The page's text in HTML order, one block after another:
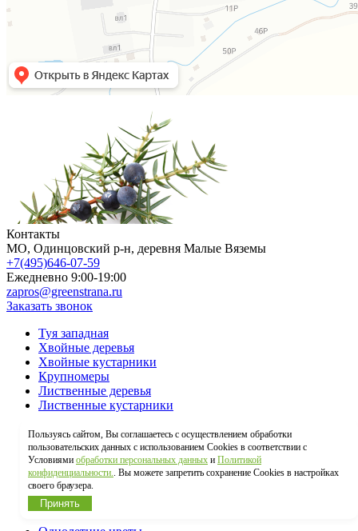
Контакты
МO, Одинцовский р-н, деревня Малые Вяземы
+7(495)646-07-59
Ежедневно 9:00-19:00
zapros@greenstrana.ru
Заказать звонок
Туя западная
Хвойные деревья
Хвойные кустарники
Крупномеры
Лиственные деревья
Лиственные кустарники
Плодовые деревья
Плодовые кустарники
Лианы
Живая изгородь
Эксклюзивные растения
Многолетние цветы
Пользуясь сайтом, Вы соглашаетесь с осуществлением обработки
пользовательских данных с использованием Cookies в соответствии с
Условиями обработки персональных данных и Политикой
конфиденциальности.. Вы можете запретить сохранение Cookies в настройках
своего браузера.
Принять